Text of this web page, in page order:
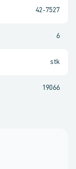
42-7527
6
stk
19066